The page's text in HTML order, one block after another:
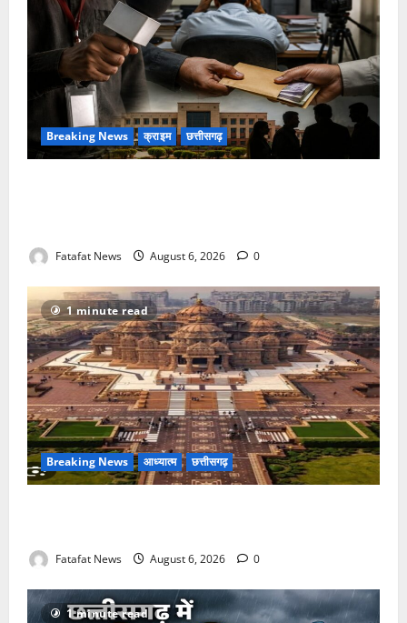
Breaking News क्राइम छत्तीसगढ़
Fatafat News August 6, 2026 0
1 minute read
Breaking News आध्यात्म छत्तीसगढ़
Fatafat News August 6, 2026 0
1 minute read